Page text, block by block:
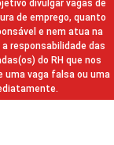
divulgar vagas de
de emprego, quanto
e nem atua na
responsabilidade das
do RH que nos
uma vaga falsa ou uma